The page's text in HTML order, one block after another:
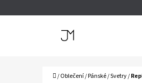
Domů
/Oblečení/Pánské/Svetry/